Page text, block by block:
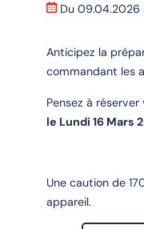
Du 09.04.2026
Anticipez la
commandant les
Pensez à
le Lundi 16 Mars
Une caution de
appareil.